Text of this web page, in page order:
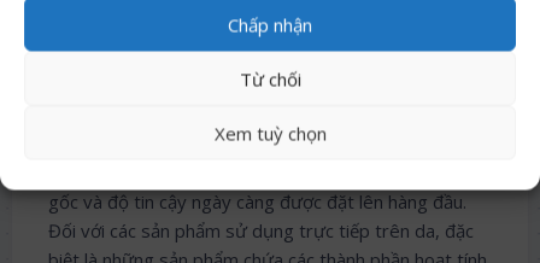
Chấp nhận
Từ chối
Xem tuỳ chọn
Nguồn: Số liệu được trích dẫn từ phần mềm Metric
Xu hướng này phản ánh sự dịch chuyển trong hành vi
gốc và độ tin cậy ngày càng được đặt lên hàng đầu.
Đối với các sản phẩm sử dụng trực tiếp trên da, đặc